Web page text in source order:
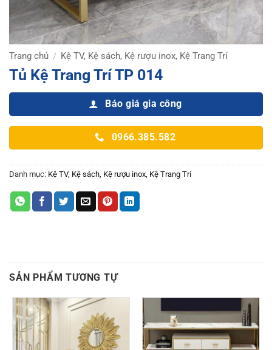
Trang chủ / Kệ TV, Kệ sách, Kệ rượu inox, Kệ Trang Trí
Tủ Kệ Trang Trí TP 014
Báo giá gia công
0966.385.582
Danh mục: Kệ TV, Kệ sách, Kệ rượu inox, Kệ Trang Trí
SẢN PHẨM TƯƠNG TỰ